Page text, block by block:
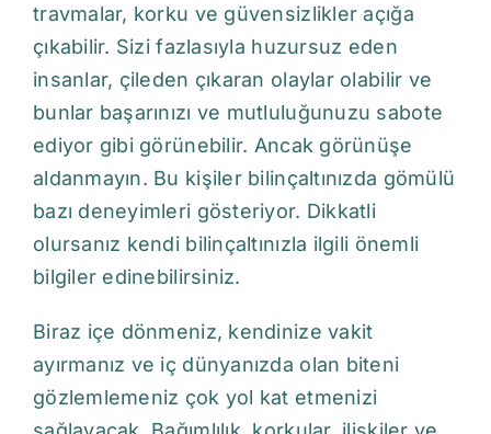
travmalar, korku ve güvensizlikler açığa
çıkabilir. Sizi fazlasıyla huzursuz eden
insanlar, çileden çıkaran olaylar olabilir ve
bunlar başarınızı ve mutluluğunuzu sabote
ediyor gibi görünebilir. Ancak görünüşe
aldanmayın. Bu kişiler bilinçaltınızda gömülü
bazı deneyimleri gösteriyor. Dikkatli
olursanız kendi bilinçaltınızla ilgili önemli
bilgiler edinebilirsiniz.
Biraz içe dönmeniz, kendinize vakit
ayırmanız ve iç dünyanızda olan biteni
gözlemlemeniz çok yol kat etmenizi